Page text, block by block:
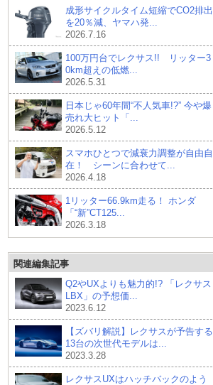
成形サイクルタイム短縮でCO2排出
を20％減、ヤマハ発...
2026.7.16
100万円台でレクサス!! リッター3
0km超えの低燃...
2026.5.31
日本じゃ60年間“不人気車!?” 今や爆
売れ大ヒット「...
2026.5.12
スマホひとつで減衰力調整が自由自
在！ シーンに合わせて...
2026.4.18
1リッター66.9km走る！ ホンダ
「“新”CT125...
2026.3.18
関連編集記事
Q2やUXよりも魅力的!? 「レクサス
LBX」の予想価...
2023.6.12
【ズバリ解説】レクサスが予告する
13台の次世代モデルは...
2023.3.28
レクサスUXはハッチバックのよう